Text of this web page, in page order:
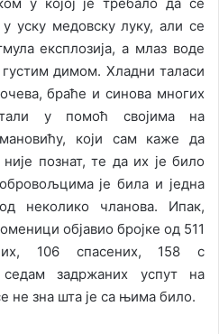
у уску медовску луку, али се
експлозија, а млаз воде
димом. Хладни таласи
браће и синова многих
у помоћ својима на
који сам каже да
познат, те да их је било
је била и једна
неколико чланова. Ипак,
објавио бројке од 511
106 спасених, 158 с
седам задржаних успут на
не зна шта је са њима било.